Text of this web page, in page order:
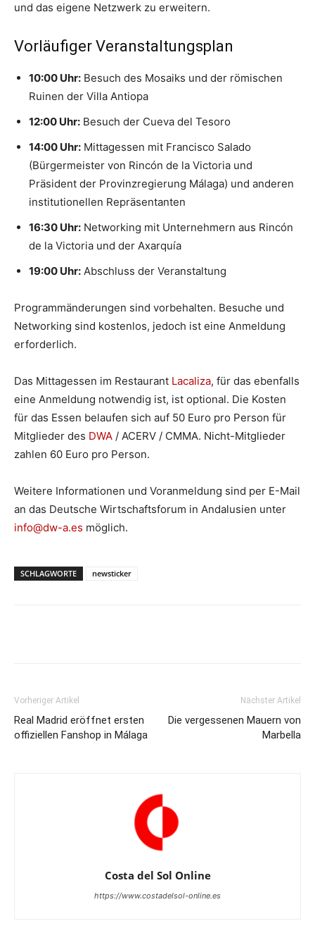
und das eigene Netzwerk zu erweitern.
Vorläufiger Veranstaltungsplan
10:00 Uhr: Besuch des Mosaiks und der römischen
Ruinen der Villa Antiopa
12:00 Uhr: Besuch der Cueva del Tesoro
14:00 Uhr: Mittagessen mit Francisco Salado
(Bürgermeister von Rincón de la Victoria und
Präsident der Provinzregierung Málaga) und anderen
institutionellen Repräsentanten
16:30 Uhr: Networking mit Unternehmern aus Rincón
de la Victoria und der Axarquía
19:00 Uhr: Abschluss der Veranstaltung
Programmänderungen sind vorbehalten. Besuche und
Networking sind kostenlos, jedoch ist eine Anmeldung
erforderlich.
Das Mittagessen im Restaurant Lacaliza, für das ebenfalls
eine Anmeldung notwendig ist, ist optional. Die Kosten
für das Essen belaufen sich auf 50 Euro pro Person für
Mitglieder des DWA / ACERV / CMMA. Nicht-Mitglieder
zahlen 60 Euro pro Person.
Weitere Informationen und Voranmeldung sind per E-Mail
an das Deutsche Wirtschaftsforum in Andalusien unter
info@dw-a.es möglich.
SCHLAGWORTE newsticker
Vorheriger Artikel
Real Madrid eröffnet ersten
offiziellen Fanshop in Málaga
Nächster Artikel
Die vergessenen Mauern von
Marbella
Costa del Sol Online
https://www.costadelsol-online.es